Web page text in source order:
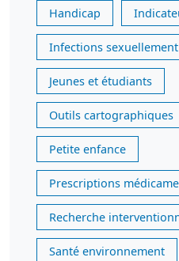
Handicap
Infections
Jeunes et étudiants
Outils cartographiques
Petite enfance
Prescriptions
Recherche
Santé environnement